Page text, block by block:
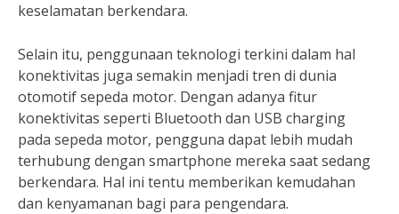
keselamatan berkendara.
Selain itu, penggunaan teknologi terkini dalam hal
konektivitas juga semakin menjadi tren di dunia
otomotif sepeda motor. Dengan adanya fitur
konektivitas seperti Bluetooth dan USB charging
pada sepeda motor, pengguna dapat lebih mudah
terhubung dengan smartphone mereka saat sedang
berkendara. Hal ini tentu memberikan kemudahan
dan kenyamanan bagi para pengendara.